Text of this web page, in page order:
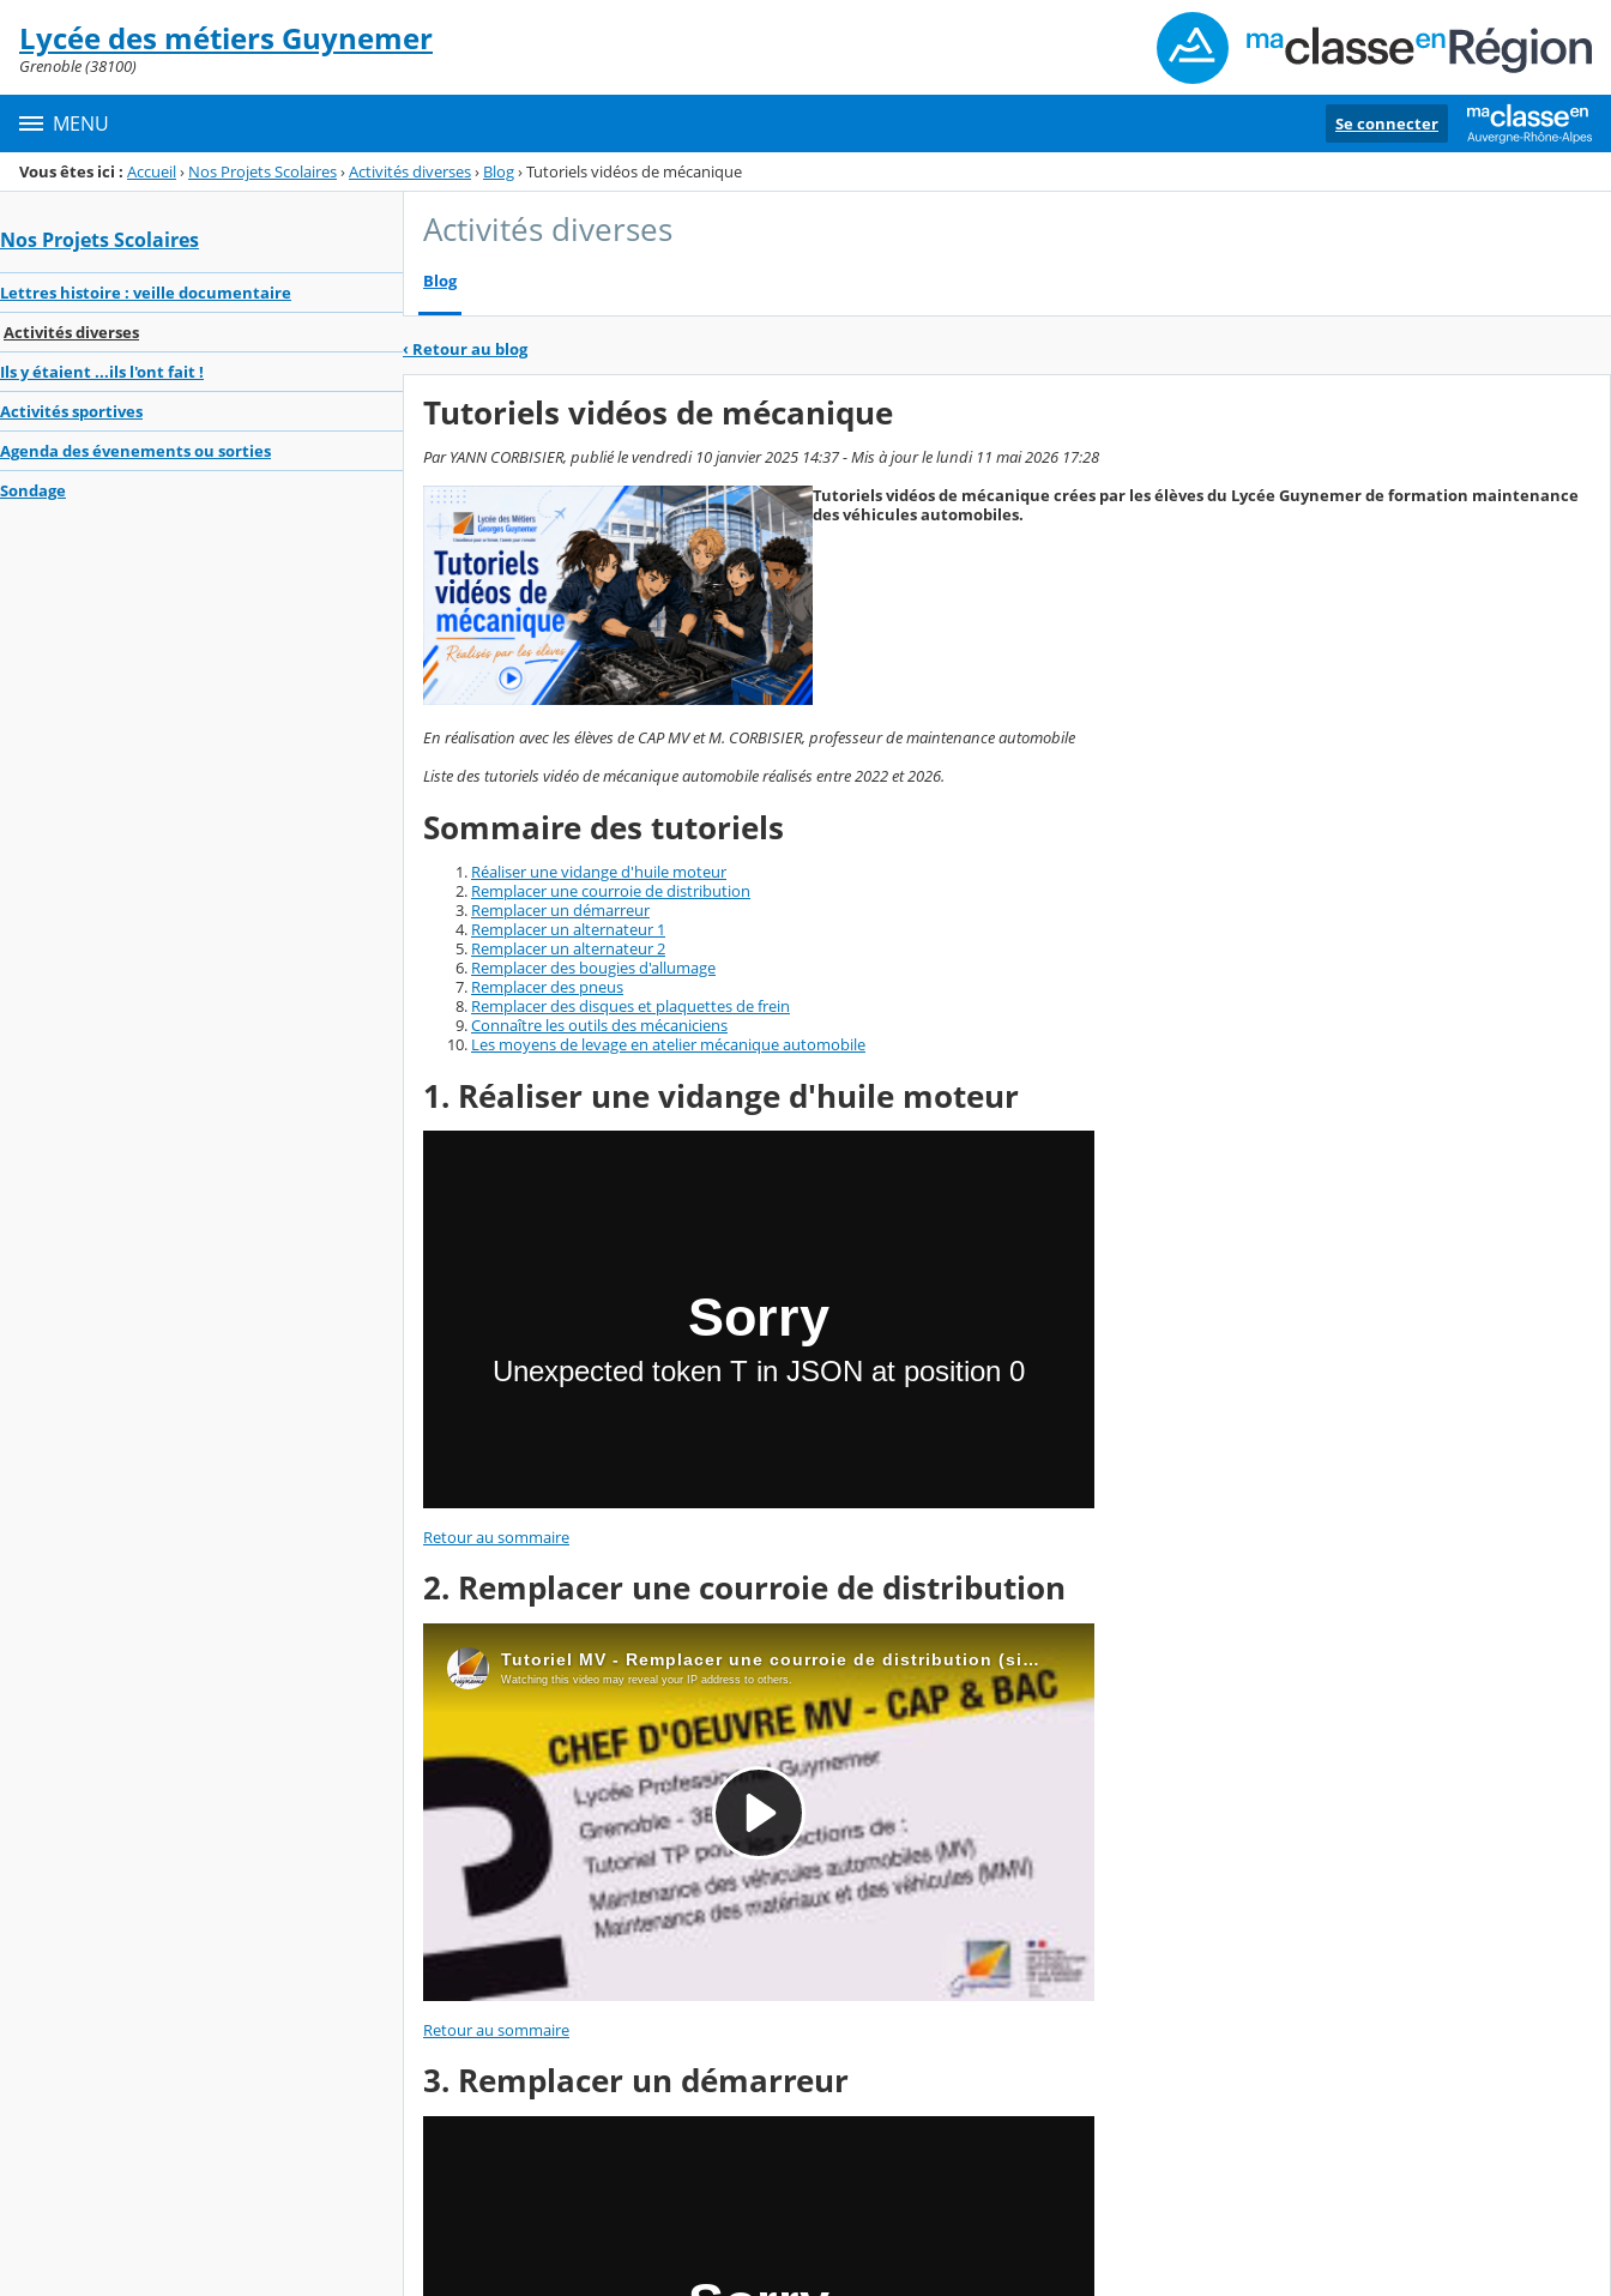
Menu de la rubrique
Contenu
Lycée des métiers Guynemer
Grenoble (38100)
MENU Se connecter
Vous êtes ici : Accueil› Nos Projets Scolaires›Activités diverses› Blog›Tutoriels vidéos de mécanique
Nos Projets Scolaires
Lettres histoire : veille documentaire
Activités diverses
Ils y étaient ...ils l'ont fait !
Activités sportives
Agenda des évenements ou sorties
Sondage
Activités diverses
Blog
‹ Retour au blog
Tutoriels vidéos de mécanique
Par YANN CORBISIER, publié le vendredi 10 janvier 2025 14:37 - Mis à jour le lundi 11 mai 2026 17:28
Tutoriels vidéos de mécanique crées par les élèves du Lycée Guynemer de formation maintenance
des véhicules automobiles.
En réalisation avec les élèves de CAP MV et M. CORBISIER, professeur de maintenance automobile
Liste des tutoriels vidéo de mécanique automobile réalisés entre 2022 et 2026.
Sommaire des tutoriels
Réaliser une vidange d'huile moteur
Remplacer une courroie de distribution
Remplacer un démarreur
Remplacer un alternateur 1
Remplacer un alternateur 2
Remplacer des bougies d'allumage
Remplacer des pneus
Remplacer des disques et plaquettes de frein
Connaître les outils des mécaniciens
Les moyens de levage en atelier mécanique automobile
1. Réaliser une vidange d'huile moteur
Retour au sommaire
2. Remplacer une courroie de distribution
Retour au sommaire
3. Remplacer un démarreur